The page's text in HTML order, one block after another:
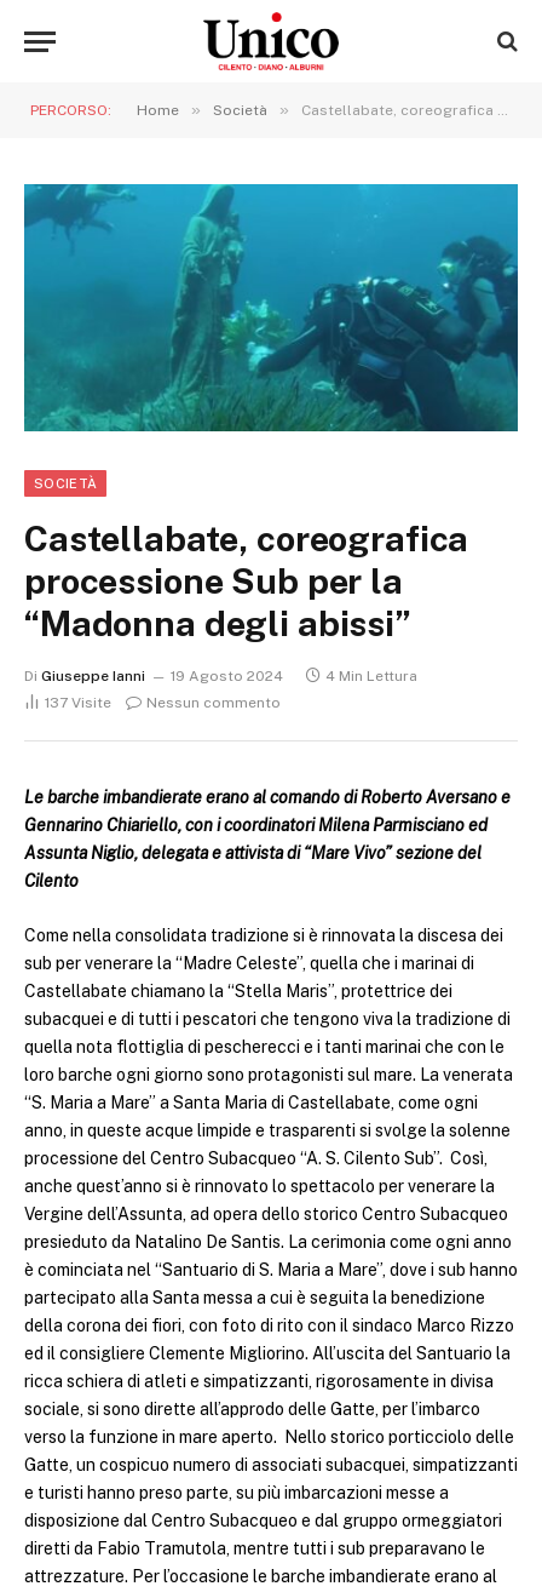
PERCORSO: Home » Società » Castellabate, coreografica processione Sub per la “Madonna degli abissi”
SOCIETÀ
Castellabate, coreografica
processione Sub per la
“Madonna degli abissi”
Di Giuseppe Ianni 19 Agosto 2024
4 Min Lettura
137 Visite Nessun commento
Le barche imbandierate erano al comando di Roberto Aversano e
Gennarino Chiariello, con i coordinatori Milena Parmisciano ed
Assunta Niglio, delegata e attivista di “Mare Vivo” sezione del
Cilento
Come nella consolidata tradizione si è rinnovata la discesa dei
sub per venerare la “Madre Celeste”, quella che i marinai di
Castellabate chiamano la “Stella Maris”, protettrice dei
subacquei e di tutti i pescatori che tengono viva la tradizione di
quella nota flottiglia di pescherecci e i tanti marinai che con le
loro barche ogni giorno sono protagonisti sul mare. La venerata
“S. Maria a Mare” a Santa Maria di Castellabate, come ogni
anno, in queste acque limpide e trasparenti si svolge la solenne
processione del Centro Subacqueo “A. S. Cilento Sub”. Così,
anche quest’anno si è rinnovato lo spettacolo per venerare la
Vergine dell’Assunta, ad opera dello storico Centro Subacqueo
presieduto da Natalino De Santis. La cerimonia come ogni anno
è cominciata nel “Santuario di S. Maria a Mare”, dove i sub hanno
partecipato alla Santa messa a cui è seguita la benedizione
della corona dei fiori, con foto di rito con il sindaco Marco Rizzo
ed il consigliere Clemente Migliorino. All’uscita del Santuario la
ricca schiera di atleti e simpatizzanti, rigorosamente in divisa
sociale, si sono dirette all’approdo delle Gatte, per l’imbarco
verso la funzione in mare aperto. Nello storico porticciolo delle
Gatte, un cospicuo numero di associati subacquei, simpatizzanti
e turisti hanno preso parte, su più imbarcazioni messe a
disposizione dal Centro Subacqueo e dal gruppo ormeggiatori
diretti da Fabio Tramutola, mentre tutti i sub preparavano le
attrezzature. Per l’occasione le barche imbandierate erano al